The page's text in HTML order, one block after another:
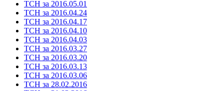
ТСН за 2016.05.01
ТСН за 2016.04.24
ТСН за 2016.04.17
ТСН за 2016.04.10
ТСН за 2016.04.03
ТСН за 2016.03.27
ТСН за 2016.03.20
ТСН за 2016.03.13
ТСН за 2016.03.06
ТСН за 28.02.2016